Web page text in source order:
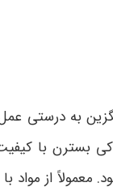
به درستی
بسترن با
از مواد با